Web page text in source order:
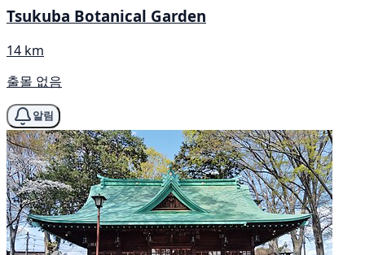
Tsukuba Botanical Garden
14 km
출몰 없음
알림